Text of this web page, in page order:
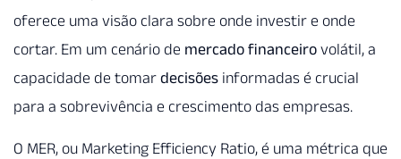
oferece uma visão clara sobre onde investir e onde
cortar. Em um cenário de mercado financeiro volátil, a
capacidade de tomar decisões informadas é crucial
para a sobrevivência e crescimento das empresas.
O MER, ou Marketing Efficiency Ratio, é uma métrica que